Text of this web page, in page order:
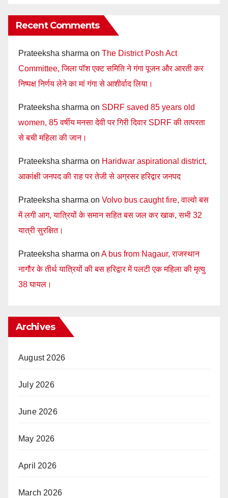
Recent Comments
Prateeksha sharma on The District Posh Act
Committee, जिला पॉश एक्ट समिति ने गंगा पूजन और आरती कर
निष्पक्ष निर्णय लेने का मां गंगा से आशीर्वाद लिया।
Prateeksha sharma on SDRF saved 85 years old
women, 85 वर्षीय मनसा देवी पर गिरी दिवार SDRF की तत्परता
से बची महिला की जान।
Prateeksha sharma on Haridwar aspirational district,
आकांक्षी जनपद की राह पर तेजी से अग्रसर हरिद्वार जनपद
Prateeksha sharma on Volvo bus caught fire, वाल्वो बस
में लगी आग, यात्रियों के समान सहित बस जल कर खाक, सभी 32
यात्री सुरक्षित।
Prateeksha sharma on A bus from Nagaur, राजस्थान
नागौर के तीर्थ यात्रियों की बस हरिद्वार में पलटी एक महिला की मृत्यु
38 घायल।
Archives
August 2026
July 2026
June 2026
May 2026
April 2026
March 2026